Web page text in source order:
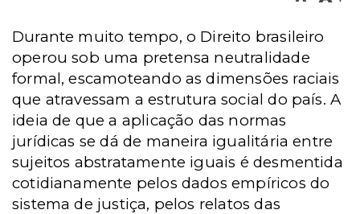
Durante muito tempo, o Direito brasileiro
operou sob uma pretensa neutralidade
formal, escamoteando as dimensões raciais
que atravessam a estrutura social do país. A
ideia de que a aplicação das normas
jurídicas se dá de maneira igualitária entre
sujeitos abstratamente iguais é desmentida
cotidianamente pelos dados empíricos do
sistema de justiça, pelos relatos das